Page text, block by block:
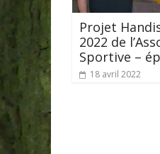
Projet
2022 de
Sportive –
18 avril 2022